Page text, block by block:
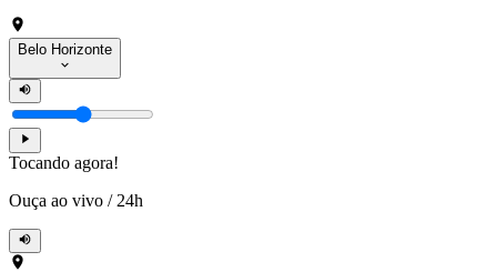
Belo Horizonte
Tocando agora!
Ouça ao vivo / 24h